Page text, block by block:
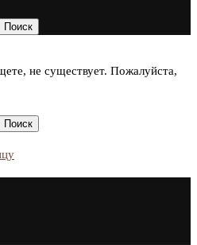
Поиск
не существует. Пожалуйста,